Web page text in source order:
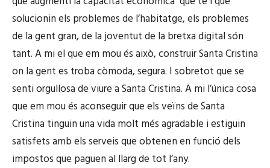
solucionin els problemes de l’habitatge, els problemes
de la gent gran, de la joventut de la bretxa digital són
tant. A mi el que em mou és això, construir Santa Cristina
on la gent es troba còmoda, segura. I sobretot que se
senti orgullosa de viure a Santa Cristina. A mi l’única cosa
que em mou és aconseguir que els veïns de Santa
Cristina tinguin una vida molt més agradable i estiguin
satisfets amb els serveis que obtenen en funció dels
impostos que paguen al llarg de tot l’any.